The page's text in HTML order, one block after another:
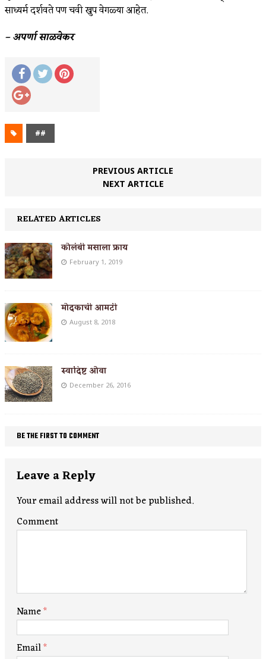
साध्यर्म दर्शवते पण चवी खुप वेगळ्या आहेत.
– अपर्णा साळवेकर
##
PREVIOUS ARTICLE
NEXT ARTICLE
RELATED ARTICLES
कोलंबी मसाला फ्राय
February 1, 2019
मोदकाची आमटी
August 8, 2018
स्वादिष्ट ओवा
December 26, 2016
BE THE FIRST TO COMMENT
Leave a Reply
Your email address will not be published.
Comment
Name*
Email*